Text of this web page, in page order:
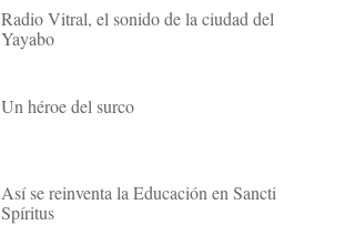
Radio Vitral, el sonido de la ciudad del
Yayabo
Un héroe del surco
Así se reinventa la Educación en Sancti
Spíritus